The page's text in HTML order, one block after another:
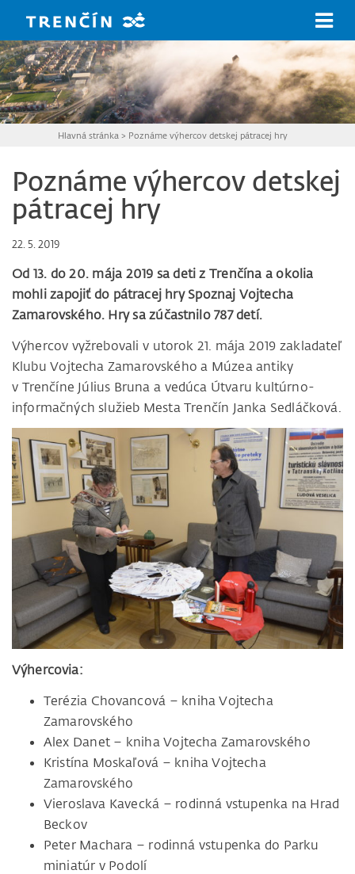
Hlavná stránka > Poznáme výhercov detskej pátracej hry
Poznáme výhercov detskej
pátracej hry
22. 5. 2019
Od 13. do 20. mája 2019 sa deti z Trenčína a okolia
mohli zapojiť do pátracej hry Spoznaj Vojtecha
Zamarovského. Hry sa zúčastnilo 787 detí.
Výhercov vyžrebovali v utorok 21. mája 2019 zakladateľ
Klubu Vojtecha Zamarovského a Múzea antiky
v Trenčíne Július Bruna a vedúca Útvaru kultúrno-
informačných služieb Mesta Trenčín Janka Sedláčková.
Výhercovia:
Terézia Chovancová – kniha Vojtecha
Zamarovského
Alex Danet – kniha Vojtecha Zamarovského
Kristína Moskaľová – kniha Vojtecha
Zamarovského
Vieroslava Kavecká – rodinná vstupenka na Hrad
Beckov
Peter Machara – rodinná vstupenka do Parku
miniatúr v Podolí